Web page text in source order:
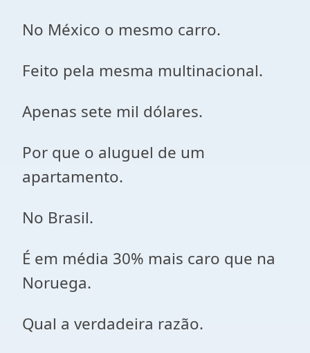
No México o mesmo carro.
Feito pela mesma multinacional.
Apenas sete mil dólares.
Por que o aluguel de um
apartamento.
No Brasil.
É em média 30% mais caro que na
Noruega.
Qual a verdadeira razão.